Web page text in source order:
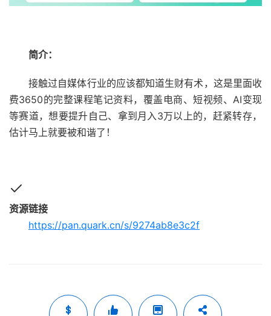
简介：
接触过自媒体行业的应该都知道生财有术，这是里面收
费3650的完整课程笔记资料，覆盖电商、短视频、AI变现
等赛道，想要提升自己、拿到月入3万以上的，赶紧转存，
估计马上就要被和谐了！
资源链接
https://pan.quark.cn/s/9274ab8e3c2f